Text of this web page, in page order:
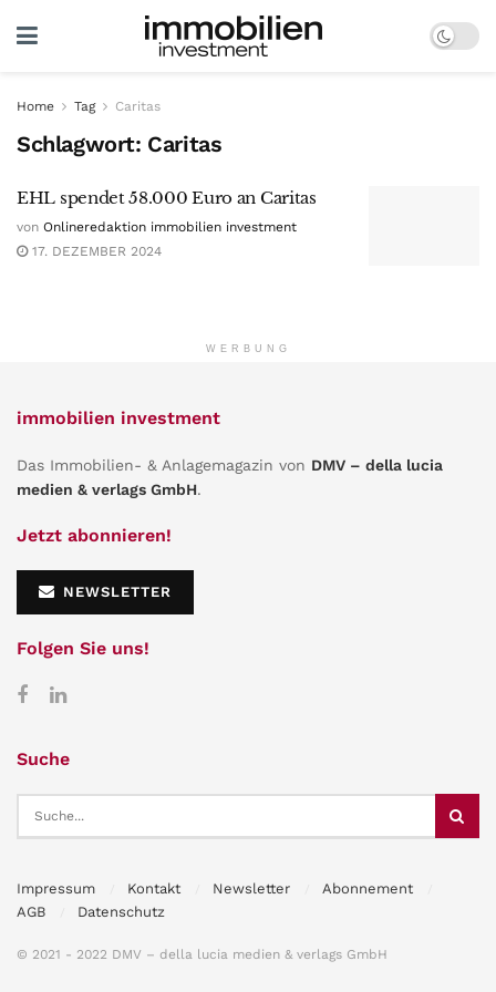
Home Tag Caritas
Schlagwort: Caritas
EHL spendet 58.000 Euro an Caritas
von Onlineredaktion immobilien investment
17. DEZEMBER 2024
WERBUNG
immobilien investment
Das Immobilien- & Anlagemagazin von DMV – della lucia
medien & verlags GmbH.
Jetzt abonnieren!
NEWSLETTER
Folgen Sie uns!
Suche
Impressum Kontakt Newsletter
Abonnement
AGB
Datenschutz
© 2021 - 2022 DMV – della lucia medien & verlags GmbH